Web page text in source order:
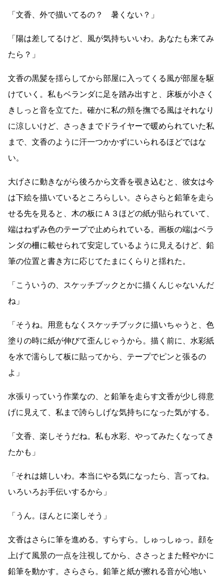
「文香、外で描いてるの？ 暑くない？」
「陽は差してるけど、風が気持ちいいわ。あなたも来てみ
たら？」
文香の黒髪を揺らしてから部屋に入ってくる風が部屋を駆
けていく。私もベランダに足を踏み出すと、床板が小さく
きしっと音を立てた。確かに私の頬を撫でる風はそれなり
に涼しいけど、さっきまでドライヤーで暖められていた私
まで、文香のように汗一つかかずにいられるほどではな
い。
大げさに動きながら後ろから文香を覗き込むと、彼女は今
は下絵を描いているところらしい。さらさらと鉛筆を走ら
せる先を見ると、木の板にＡ３ほどの紙が貼られていて、
端はねずみ色のテープで止められている。画板の端はベラ
ンダの柵に載せられて安定しているように見えるけど、鉛
筆の位置と書き方に応じてたまにくらりと揺れた。
「こういうの、スケッチブックとかに描くんじゃないんだ
ね」
「そうね。用意もなくスケッチブックに描いちゃうと、色
塗りの時に紙が伸びて歪んじゃうから。描く前に、水彩紙
を水で濡らして板に貼ってから、テープでピンと張るの
よ」
水張りっていう作業なの、と鉛筆を走らす文香が少し得意
げに見えて、私まで誇らしげな気持ちになった気がする。
「文香、楽しそうだね。私も水彩、やってみたくなってき
たかも」
「それは嬉しいわ。本当にやる気になったら、言ってね。
いろいろお手伝いするから」
「うん。ほんとに楽しそう」
文香はさらに筆を進める。すらすら。しゅっしゅっ。顔を
上げて風景の一点を注視してから、ささっとまた軽やかに
鉛筆を動かす。さらさら。鉛筆と紙が擦れる音が心地い